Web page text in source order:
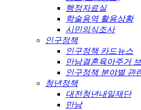
행정자료실
학술용역 활용상황
시민의식조사
인구정책
인구정책 카드뉴스
만남결혼육아주거
인구정책 분야별 관
청년정책
대전청년내일재단
만남